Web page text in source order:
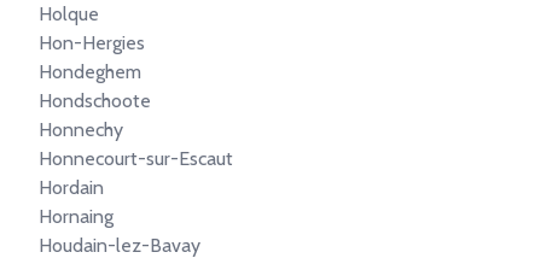
Holque
Hon-Hergies
Hondeghem
Hondschoote
Honnechy
Honnecourt-sur-Escaut
Hordain
Hornaing
Houdain-lez-Bavay